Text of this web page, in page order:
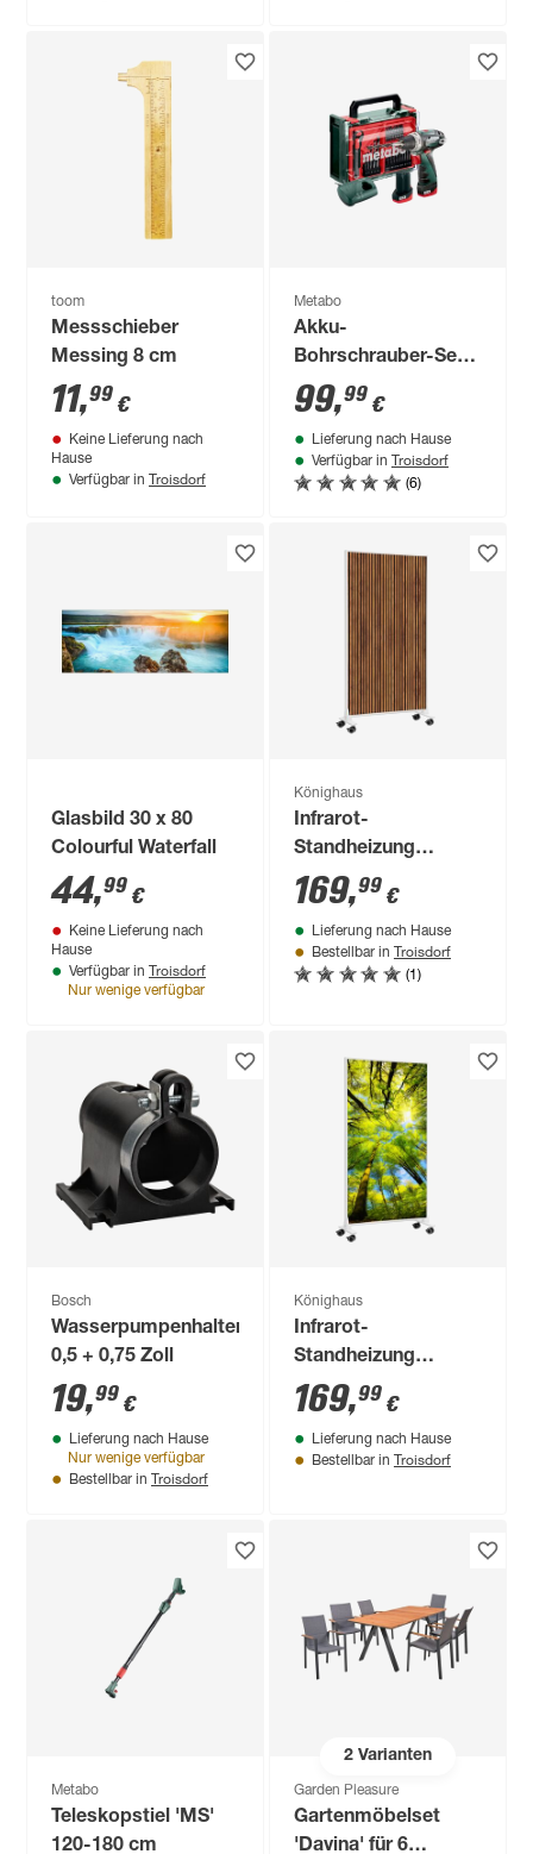
toom
Messschieber
Messing 8 cm
11,99 €
Keine Lieferung nach
Hause
Verfügbar in Troisdorf
Metabo
Akku-
Bohrschrauber-Set
'PowerMaxx BS
Basic' 12 V mit 2
Akkus und
Ladegerät
99,99 €
Lieferung nach Hause
Verfügbar in Troisdorf
(6)
Glasbild 30 x 80
Colourful Waterfall
44,99 €
Keine Lieferung nach
Hause
Verfügbar in Troisdorf
Nur wenige verfügbar
Könighaus
Infrarot-
Standheizung
'Ambienteline'
Holzpaneel 800 W 60
x 100 cm
169,99 €
Lieferung nach Hause
Bestellbar in Troisdorf
(1)
Bosch
Wasserpumpenhalter
0,5 + 0,75 Zoll
19,99 €
Lieferung nach Hause
Nur wenige verfügbar
Bestellbar in Troisdorf
Könighaus
Infrarot-
Standheizung
'Ambienteline'
Waldlichtung 800 W
60 x 100 cm
169,99 €
Lieferung nach Hause
Bestellbar in Troisdorf
Metabo
Teleskopstiel 'MS'
120-180 cm
2Varianten
Garden Pleasure
Gartenmöbelset
'Davina' für 6